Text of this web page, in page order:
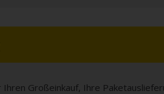
Großeinkauf, Ihre